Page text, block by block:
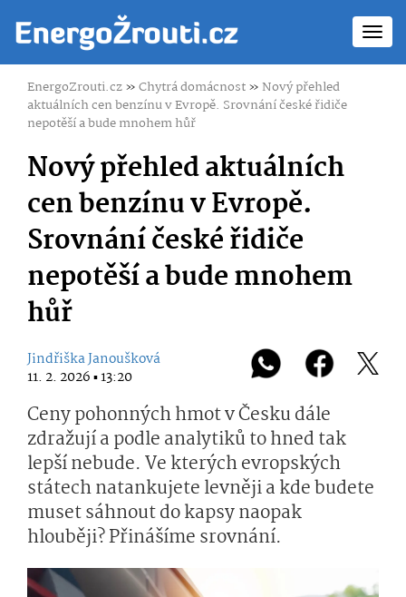
EnergoZrouti.cz»Chytrá domácnost»Nový přehled
aktuálních cen benzínu v Evropě. Srovnání české řidiče
nepotěší a bude mnohem hůř
Nový přehled aktuálních
cen benzínu v Evropě.
Srovnání české řidiče
nepotěší a bude mnohem
hůř
Jindřiška Janoušková
11. 2. 2026 ▪ 13:20
Ceny pohonných hmot v Česku dále
zdražují a podle analytiků to hned tak
lepší nebude. Ve kterých evropských
státech natankujete levněji a kde budete
muset sáhnout do kapsy naopak
hlouběji? Přinášíme srovnání.